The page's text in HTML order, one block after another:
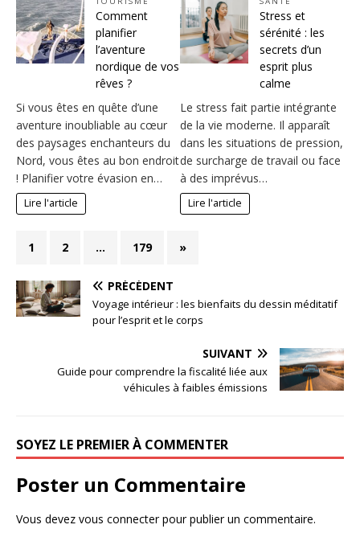
Comment
planifier
l’aventure
nordique de vos
rêves ?
Si vous êtes en quête d’une
aventure inoubliable au cœur
des paysages enchanteurs du
Nord, vous êtes au bon endroit
! Planifier votre évasion en…
Lire l'article
Stress et
sérénité : les
secrets d’un
esprit plus
calme
Le stress fait partie intégrante
de la vie moderne. Il apparaît
dans les situations de pression,
de surcharge de travail ou face
à des imprévus…
Lire l'article
1 2 … 179 »
PRÉCÉDENT
Voyage intérieur : les bienfaits du dessin méditatif
pour l’esprit et le corps
SUIVANT
Guide pour comprendre la fiscalité liée aux
véhicules à faibles émissions
SOYEZ LE PREMIER À COMMENTER
Poster un Commentaire
Vous devez vous connecterpour publier un commentaire.